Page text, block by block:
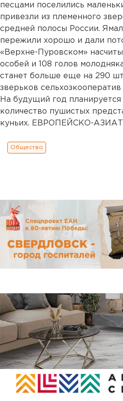
песцами поселились
привезли из племенного
средней полосы России.
пережили хорошо и дали
«Верхне-Пуровском»
особей и 108 голов
станет больше еще на 290
зверьков
На будущий год
количество пушистых
куньих. ЕВРОПЕЙСКО-
Общество